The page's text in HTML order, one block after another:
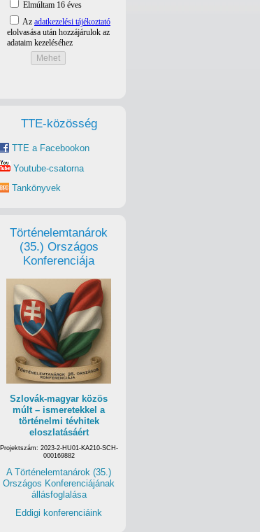
TTE-közösség
TTE a Facebookon
Youtube-csatorna
Tankönyvek
Történelemtanárok
(35.) Országos
Konferenciája
Szlovák-magyar közös
múlt – ismeretekkel a
történelmi tévhitek
eloszlatásáért
Projektszám: 2023-2-HU01-KA210-SCH-
000169882
A Történelemtanárok (35.)
Országos Konferenciájának
állásfoglalása
Eddigi konferenciáink